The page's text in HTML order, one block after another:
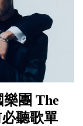
團 The
聽歌單